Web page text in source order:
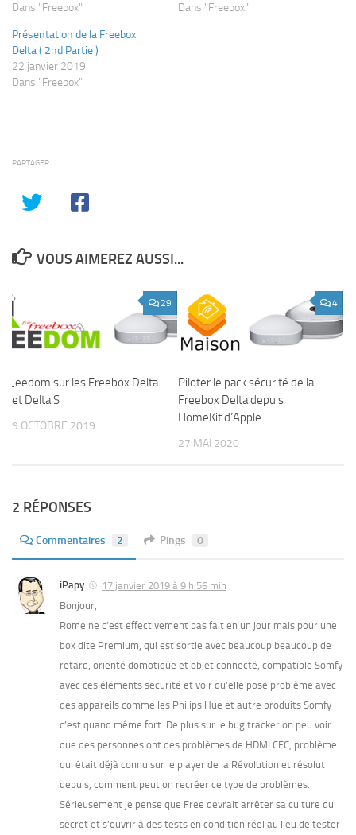
Dans "Freebox"
Dans "Freebox"
Présentation de la Freebox
Delta ( 2nd Partie )
22 janvier 2019
Dans "Freebox"
PARTAGER
VOUS AIMEREZ AUSSI...
29
Jeedom sur les Freebox Delta
et Delta S
9 OCTOBRE 2019
4
Piloter le pack sécurité de la
Freebox Delta depuis
HomeKit d’Apple
27 MAI 2020
2 RÉPONSES
Commentaires 2 Pings 0
iPapy
17 janvier 2019 à 9 h 56 min
Bonjour,
Rome ne c’est effectivement pas fait en un jour mais pour une
box dite Premium, qui est sortie avec beaucoup beaucoup de
retard, orienté domotique et objet connecté, compatible Somfy
avec ces éléments sécurité et voir qu’elle pose problème avec
des appareils comme les Philips Hue et autre produits Somfy
c’est quand même fort. De plus sur le bug tracker on peu voir
que des personnes ont des problèmes de HDMI CEC, problème
qui était déjà connu sur le player de la Révolution et résolut
depuis, comment peut on recréer ce type de problèmes.
Sérieusement je pense que Free devrait arrêter sa culture du
secret et s’ouvrir à des tests en condition réel au lieu de tester